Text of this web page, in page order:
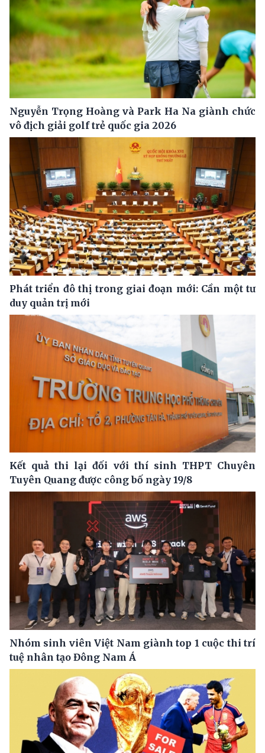
Nguyễn Trọng Hoàng và Park Ha Na giành chức
vô địch giải golf trẻ quốc gia 2026
Phát triển đô thị trong giai đoạn mới: Cần một tư
duy quản trị mới
Kết quả thi lại đối với thí sinh THPT Chuyên
Tuyên Quang được công bố ngày 19/8
Nhóm sinh viên Việt Nam giành top 1 cuộc thi trí
tuệ nhân tạo Đông Nam Á